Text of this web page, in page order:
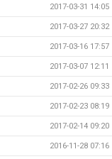
2017-03-31 14:05
2017-03-27 20:32
2017-03-16 17:57
2017-03-07 12:11
2017-02-26 09:33
2017-02-23 08:19
2017-02-14 09:20
2016-11-28 07:16